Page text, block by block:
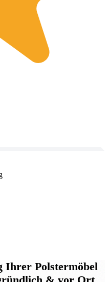
Ihrer Polstermöbel